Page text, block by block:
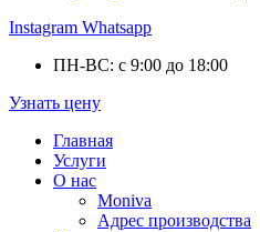
Instagram Whatsapp
ПН-ВС: с 9:00 до 18:00
Узнать цену
Главная
Услуги
О нас
Moniva
Адрес производства